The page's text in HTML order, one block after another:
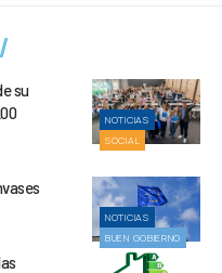
NOTICIAS
SOCIAL
su
NOTICIAS
BUEN GOBIERNO